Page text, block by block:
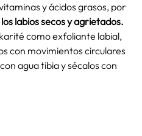
y ácidos grasos, por
labios secos y agrietados.
como exfoliante labial,
con movimientos circulares
agua tibia y sécalos con